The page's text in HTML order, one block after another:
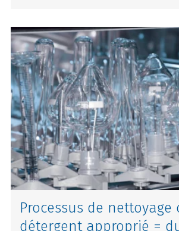
Processus de nettoyage
détergent approprié =